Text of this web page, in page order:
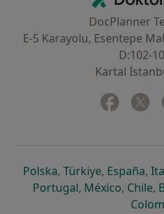
DocPlanner
E-5 Karayolu, Esentepe
D:102-
Kartal
yeni bir
Polskayeni bir sekmede
, Türkiyeyeni bir
, España,
Portugalyeni bir
, Méxicoyeni bir
, Chile,